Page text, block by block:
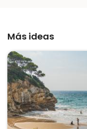
Más ideas